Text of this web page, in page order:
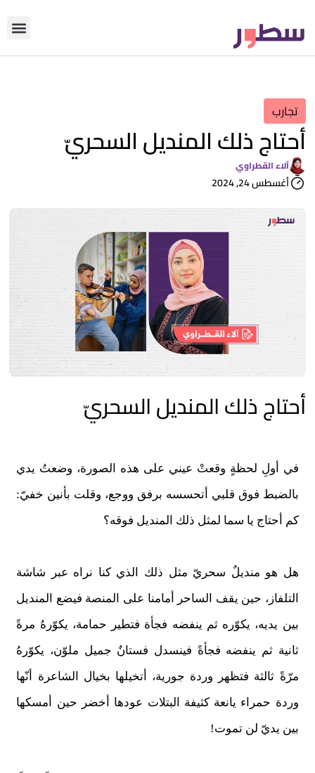
تجارب
أحتاج ذلك المنديل السحريّ
آلاء القطراوي
أغسطس 24, 2024
أحتاج ذلك المنديل السحريّ
في أولِ لحظةٍ وقعتْ عيني على هذه الصورة، وضعتُ يدي
بالضبط فوق قلبي أتحسسه برفق ووجع، وقلت بأنين خفيّ:
كم أحتاج يا سما لمثل ذلك المنديل فوقه؟
هل هو منديلٌ سحريّ مثل ذلك الذي كنا نراه عبر شاشة
التلفاز، حين يقف الساحر أمامنا على المنصة فيضع المنديل
بين يديه، يكوّره ثم ينفضه فجأة فتطير حمامة، يكوّرهُ مرةً
ثانية ثم ينفضه فجأةً فينسدل فستانٌ جميل ملوّن، يكوّرهُ
مرّةً ثالثة فتظهر وردة جورية، أتخيلها بخيال الشاعرة أنّها
وردة حمراء يانعة كثيفة البتلات عودها أخضر حين أمسكها
بين يديّ لن تموت!